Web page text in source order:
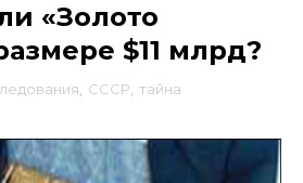
«Золото
$11 млрд?
СССР тайна